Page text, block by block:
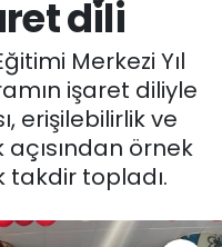
dili
Merkezi Yıl
işaret diliyle
erişilebilirlik ve
açısından örnek
topladı.
ve Fikstür